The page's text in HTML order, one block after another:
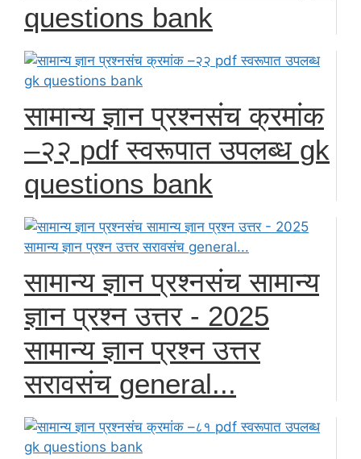
questions bank
सामान्य ज्ञान प्रश्नसंच क्रमांक
–२२ pdf स्वरूपात उपलब्ध gk
questions bank
सामान्य ज्ञान प्रश्नसंच सामान्य
ज्ञान प्रश्न उत्तर - 2025
सामान्य ज्ञान प्रश्न उत्तर
सरावसंच general...